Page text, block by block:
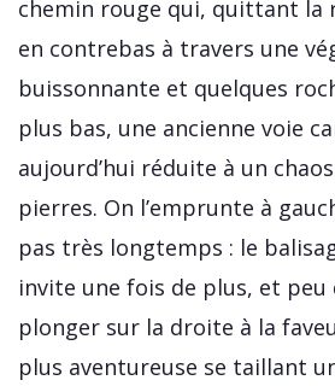
chemin rouge qui, quittant la
en contrebas à travers une
buissonnante et quelques
plus bas, une ancienne voie
aujourd’hui réduite à un
pierres. On l’emprunte à
pas très longtemps : le
invite une fois de plus, et peu
plonger sur la droite à la
plus aventureuse se taillant